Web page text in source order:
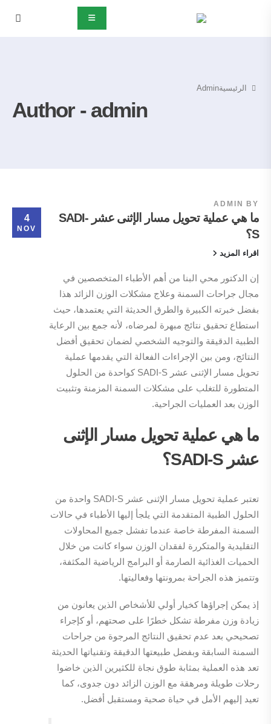
Author - admin
الرئيسيةAdmin
4
NOV
BY
ADMIN
ما هي عملية تحويل مسار الإثنى عشر SADI-
S؟
اقراء المزيد
إن الدكتور محي البنا من أهم الأطباء المتخصصين في
مجال جراحات السمنة وعلاج مشكلات الوزن الزائد هذا
بفضل خبرته الكبيرة والطرق الحديثة التي يعتمدها، حيث
استطاع تحقيق نتائج مبهرة لمرضاه، لأنه جمع بين الرعاية
الطبية الدقيقة والتوجيه الشخصي لضمان تحقيق أفضل
النتائج، ومن بين الإجراءات الفعالة التي يقدمها عملية
تحويل مسار الإثنى عشر SADI-S كواحدة من الحلول
المتطورة للتغلب على مشكلات السمنة المزمنة وتثبيت
الوزن بعد العمليات الجراحية.
ما هي عملية تحويل مسار الإثنى
عشرSADI-S؟
تعتبر عملية تحويل مسار الإثنى عشر SADI-S واحدة من
الحلول الطبية المتقدمة التي يلجأ إليها الأطباء في حالات
السمنة المفرطة خاصة عندما تفشل جميع المحاولات
التقليدية والمتكررة لفقدان الوزن سواء كانت من خلال
الحميات الغذائية الصارمة أو البرامج الرياضية المكثفة،
وتتميز هذه الجراحة بمرونتها وفعاليتها.
إذ يمكن إجراؤها كخيار أولي للأشخاص الذين يعانون من
زيادة وزن مفرطة تشكل خطرًا على صحتهم، أو كإجراء
تصحيحي بعد عدم تحقيق النتائج المرجوة من جراحات
السمنة السابقة وبفضل طبيعتها الدقيقة وتقنياتها الحديثة
تعد هذه العملية بمثابة طوق نجاة للكثيرين الذين خاضوا
رحلات طويلة ومرهقة مع الوزن الزائد دون جدوى، كما
تعيد إليهم الأمل في حياة صحية ومستقبل أفضل.